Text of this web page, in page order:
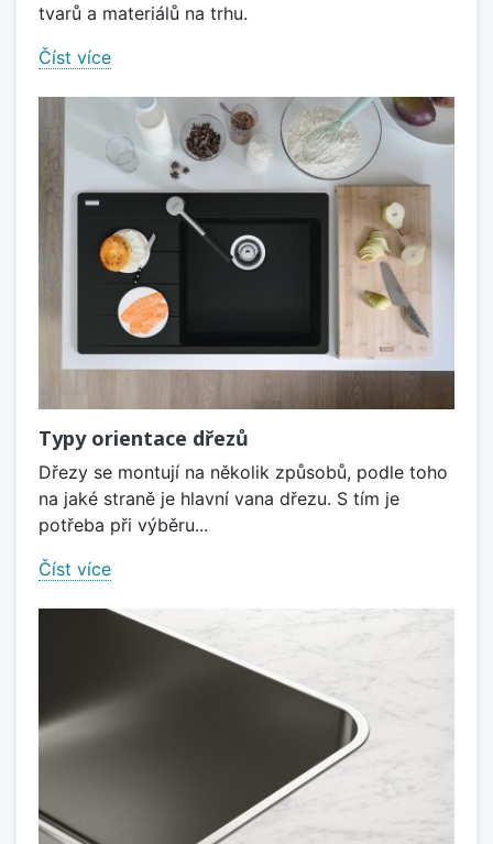
tvarů a materiálů na trhu.
Číst více
Typy orientace dřezů
Dřezy se montují na několik způsobů, podle toho
na jaké straně je hlavní vana dřezu. S tím je
potřeba při výběru...
Číst více